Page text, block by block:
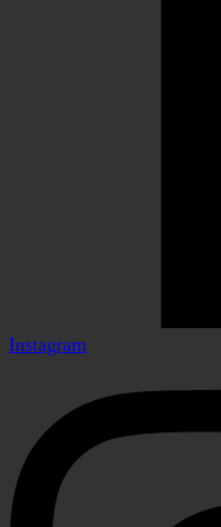
Instagram